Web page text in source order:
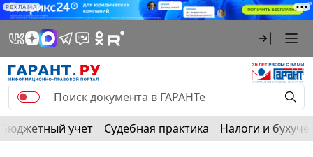
РЕКЛАМА
Бюджетный учет Судебная практика Налоги и